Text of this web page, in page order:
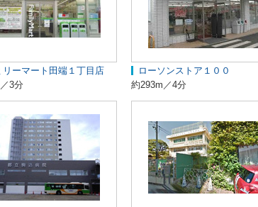
リーマート田端１丁目店
3分
ローソンストア１００
約293m／4分